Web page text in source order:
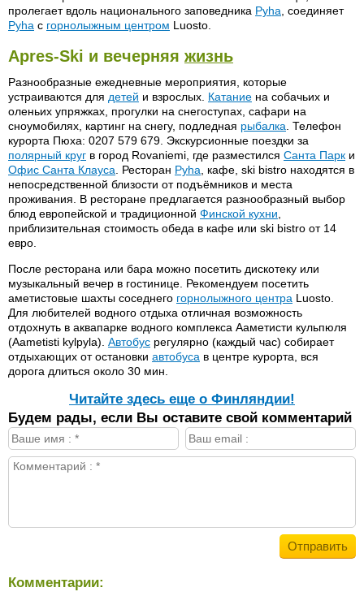
пролегает вдоль национального заповедника Pyha , соединяет
Pyha с горнолыжным центром Luosto.
Apres-Ski и вечерняя жизнь
Разнообразные ежедневные мероприятия, которые
устраиваются для детей и взрослых. Катание на собачьих и
оленьих упряжках, прогулки на снегоступах, сафари на
сноумобилях, картинг на снегу, подледная рыбалка . Телефон
курорта Пюха: 0207 579 679. Экскурсионные поездки за
полярный круг в город Rovaniemi, где разместился Санта Парк и
Офис Санта Клауса . Ресторан Pyha , кафе, ski bistro находятся в
непосредственной близости от подъёмников и места
проживания. В ресторане предлагается разнообразный выбор
блюд европейской и традиционной Финской кухни
приблизительная стоимость обеда в кафе или ski bistro от 14
евро.
После ресторана или бара можно посетить дискотеку или
музыкальный вечер в гостинице. Рекомендуем посетить
аметистовые шахты соседнего горнолыжного центра Luosto.
Для любителей водного отдыха отличная возможность
отдохнуть в аквапарке водного комплекса Ааметисти кульпюля
(Aametisti kylpyla). Автобус регулярно (каждый час) собирает
отдыхающих от остановки автобуса в центре курорта, вся
дорога длиться около 30 мин.
Читайте здесь еще о Финляндии!
Будем рады, если Вы оставите свой комментарий
Комментарии: